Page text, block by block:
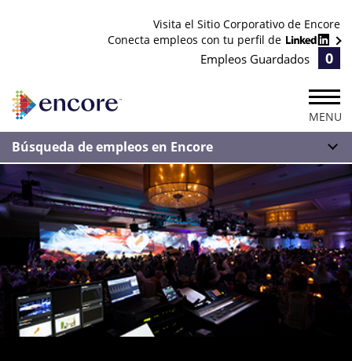
Visita el Sitio Corporativo de Encore
Conecta empleos con tu perfil de
Empleos Guardados 0
MENU
Búsqueda de empleos en Encore